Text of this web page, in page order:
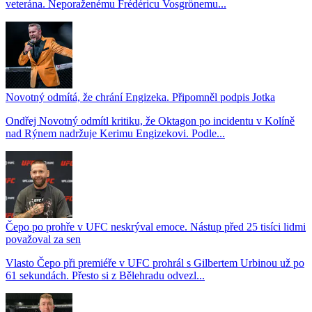
veterána. Neporaženému Frédéricu Vosgrönemu...
Novotný odmítá, že chrání Engizeka. Připomněl podpis Jotka
Ondřej Novotný odmítl kritiku, že Oktagon po incidentu v Kolíně
nad Rýnem nadržuje Kerimu Engizekovi. Podle...
Čepo po prohře v UFC neskrýval emoce. Nástup před 25 tisíci lidmi
považoval za sen
Vlasto Čepo při premiéře v UFC prohrál s Gilbertem Urbinou už po
61 sekundách. Přesto si z Bělehradu odvezl...